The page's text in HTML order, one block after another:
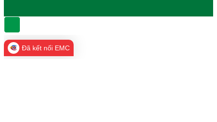
Đã kết nối EMC